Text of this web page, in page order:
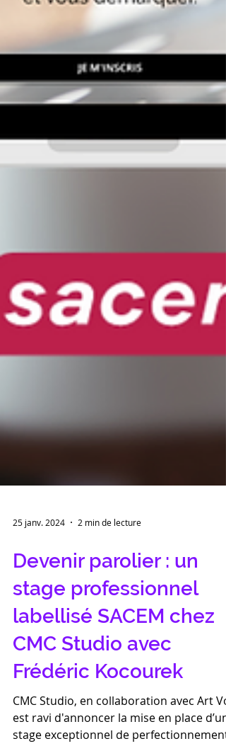
25 janv. 2024 2 min de lecture
Devenir parolier : un
stage professionnel
labellisé SACEM chez
CMC Studio avec
Frédéric Kocourek
CMC Studio, en collaboration avec Art